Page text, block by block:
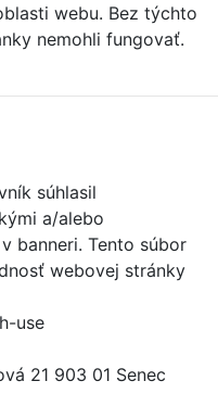
webu. Bez týchto
nemohli fungovať.
súhlasil
a/alebo
banneri. Tento súbor
webovej stránky
use
21 903 01 Senec